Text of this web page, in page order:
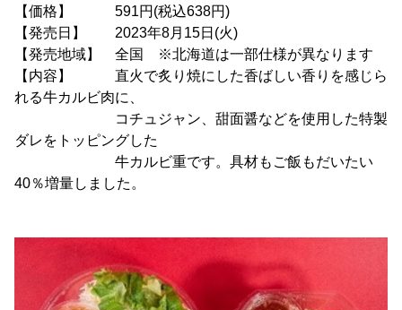
【価格】 591円(税込638円)
【発売日】 2023年8月15日(火)
【発売地域】 全国 ※北海道は一部仕様が異なります
【内容】 直火で炙り焼にした香ばしい香りを感じら
れる牛カルビ肉に、
コチュジャン、甜面醤などを使用した特製
ダレをトッピングした
牛カルビ重です。具材もご飯もだいたい
40％増量しました。